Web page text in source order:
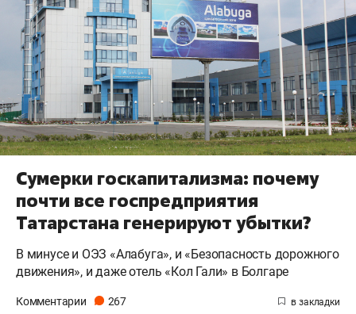
Сумерки госкапитализма: почему
почти все госпредприятия
Татарстана генерируют убытки?
В минусе и ОЭЗ «Алабуга», и «Безопасность дорожного
движения», и даже отель «Кол Гали» в Болгаре
Комментарии 267